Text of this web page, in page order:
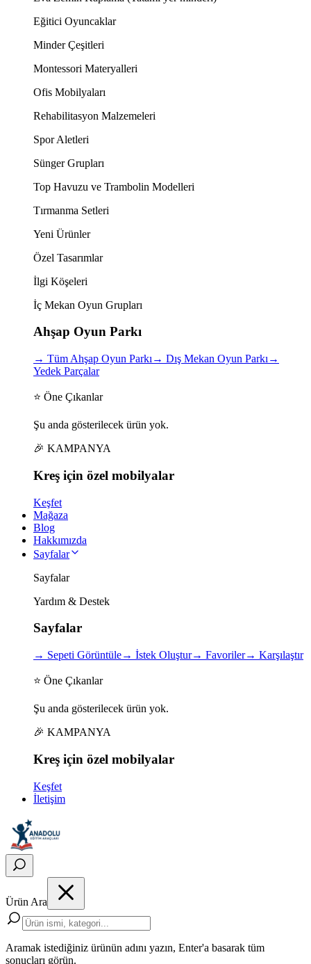
Eğitici Oyuncaklar
Minder Çeşitleri
Montessori Materyalleri
Ofis Mobilyaları
Rehabilitasyon Malzemeleri
Spor Aletleri
Sünger Grupları
Top Havuzu ve Trambolin Modelleri
Tırmanma Setleri
Yeni Ürünler
Özel Tasarımlar
İlgi Köşeleri
İç Mekan Oyun Grupları
Ahşap Oyun Parkı
→ Tüm Ahşap Oyun Parkı → Dış Mekan Oyun Parkı →
Yedek Parçalar
⭐ Öne Çıkanlar
Şu anda gösterilecek ürün yok.
🎉 KAMPANYA
Kreş için özel mobilyalar
Keşfet
Mağaza
Blog
Hakkımızda
Sayfalar
Sayfalar
Yardım & Destek
Sayfalar
→ Sepeti Görüntüle→ İstek Oluştur→ Favoriler→ Karşılaştır
⭐ Öne Çıkanlar
Şu anda gösterilecek ürün yok.
🎉 KAMPANYA
Kreş için özel mobilyalar
Keşfet
İletişim
Ürün Ara
Aramak istediğiniz ürünün adını yazın, Enter'a basarak tüm
sonuçları görün.